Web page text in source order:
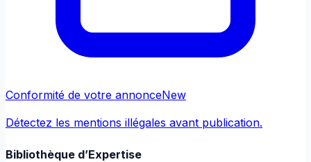
Conformité de votre annonceNew
Détectez les mentions illégales avant publication.
Bibliothèque d’Expertise